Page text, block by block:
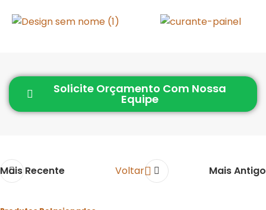
Solicite Orçamento Com Nossa
Equipe
Mais Recente Voltar Mais Antigo